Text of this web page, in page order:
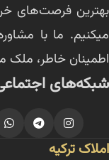
بهترین فرصت‌های
میکنیم. ما با
اطمینان خاطر، ملک
شبکه‌های
املاک ترکیه